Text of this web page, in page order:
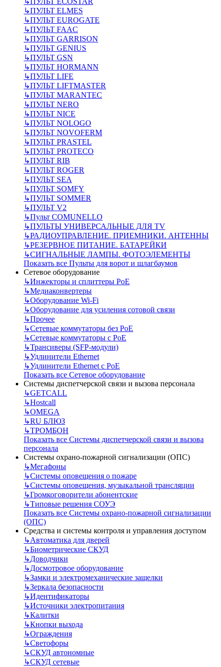
↳ПУЛЬТ ELMES
↳ПУЛЬТ EUROGATE
↳ПУЛЬТ FAAC
↳ПУЛЬТ GARRISON
↳ПУЛЬТ GENIUS
↳ПУЛЬТ GSN
↳ПУЛЬТ HORMANN
↳ПУЛЬТ LIFE
↳ПУЛЬТ LIFTMASTER
↳ПУЛЬТ MARANTEC
↳ПУЛЬТ NERO
↳ПУЛЬТ NICE
↳ПУЛЬТ NOLOGO
↳ПУЛЬТ NOVOFERM
↳ПУЛЬТ PRASTEL
↳ПУЛЬТ PROTECO
↳ПУЛЬТ RIB
↳ПУЛЬТ ROGER
↳ПУЛЬТ SEA
↳ПУЛЬТ SOMFY
↳ПУЛЬТ SOMMER
↳ПУЛЬТ V2
↳Пульт СOMUNELLO
↳ПУЛЬТЫ УНИВЕРСАЛЬНЫЕ ДЛЯ TV
↳РАДИОУПРАВЛЕНИЕ. ПРИЕМНИКИ. АНТЕННЫ
↳РЕЗЕРВНОЕ ПИТАНИЕ. БАТАРЕЙКИ
↳СИГНАЛЬНЫЕ ЛАМПЫ. ФОТОЭЛЕМЕНТЫ
Показать все Пульты для ворот и шлагбаумов
Сетевое оборудование
↳Инжекторы и сплиттеры РоЕ
↳Медиаконвертеры
↳Оборудование Wi-Fi
↳Оборудование для усиления сотовой связи
↳Прочее
↳Сетевые коммутаторы без РоЕ
↳Сетевые коммутаторы с РоЕ
↳Трансиверы (SFP-модули)
↳Удлинители Ethernet
↳Удлинители Ethernet с PoE
Показать все Сетевое оборудование
Системы диспетчерской связи и вызова персонала
↳GETCALL
↳Hostcall
↳OMEGA
↳RU БЛЮЗ
↳ТРОМБОН
Показать все Системы диспетчерской связи и вызова
персонала
Системы охрано-пожарной сигнализации (ОПС)
↳Мегафоны
↳Системы оповещения о пожаре
↳Системы оповещения, музыкальной трансляции
↳Громкоговорители абонентские
↳Типовые решения СОУЭ
Показать все Системы охрано-пожарной сигнализации
(ОПС)
Средства и системы контроля и управления доступом
↳Автоматика для дверей
↳Биометрические СКУД
↳Доводчики
↳Досмотровое оборудование
↳Замки и электромеханические защелки
↳Зеркала безопасности
↳Идентификаторы
↳Источники электропитания
↳Калитки
↳Кнопки выхода
↳Ограждения
↳Светофоры
↳СКУД автономные
↳СКУД сетевые